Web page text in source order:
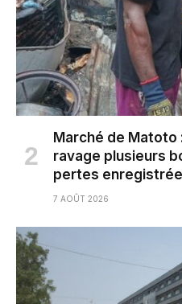
Marché de Matoto
ravage plusieurs
pertes
7 AOÛT 2026